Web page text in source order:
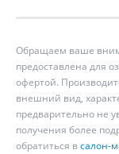
Обращаем ваше
предоставлена для
офертой.
внешний вид,
предварительно не
получения более
обратиться всалон-